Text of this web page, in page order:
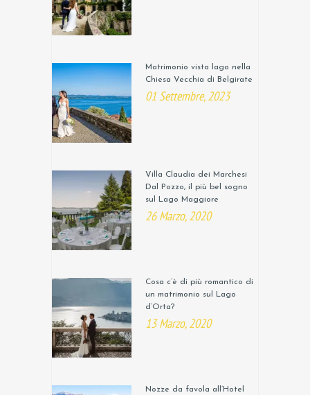
Matrimonio vista lago nella
Chiesa Vecchia di Belgirate
01 Settembre, 2023
Villa Claudia dei Marchesi
Dal Pozzo, il più bel sogno
sul Lago Maggiore
26 Marzo, 2020
Cosa c’è di più romantico di
un matrimonio sul Lago
d’Orta?
13 Marzo, 2020
Nozze da favola all’Hotel